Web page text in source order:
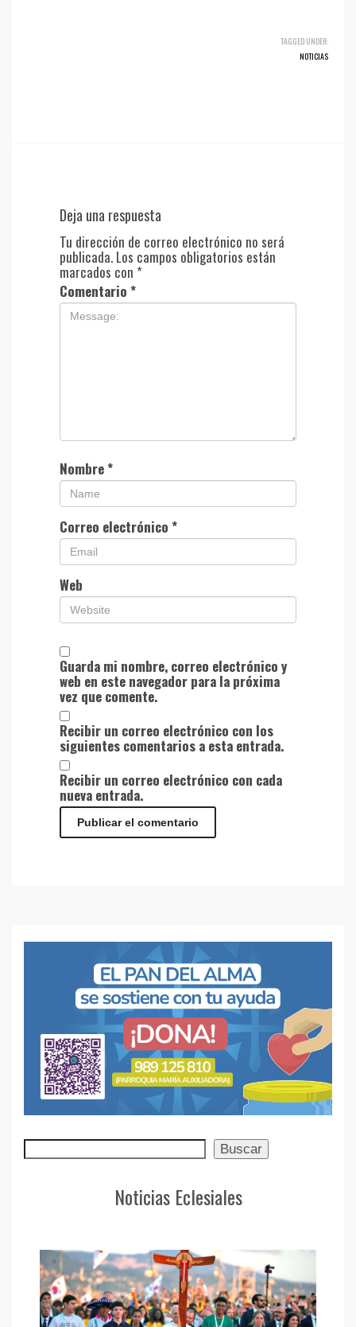
TAGGED UNDER:
NOTICIAS
Deja una respuesta
Tu dirección de correo electrónico no será
publicada. Los campos obligatorios están
marcados con *
Comentario *
Nombre*
Correo electrónico *
Web
Guarda mi nombre, correo electrónico y
web en este navegador para la próxima
vez que comente.
Recibir un correo electrónico con los
siguientes comentarios a esta entrada.
Recibir un correo electrónico con cada
nueva entrada.
Buscar Buscar
Noticias Eclesiales